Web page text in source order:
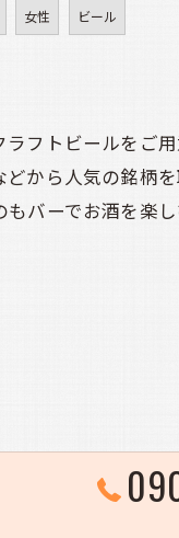
女性 ビール
ラフトビールをご
から人気の銘柄
バーでお酒を楽